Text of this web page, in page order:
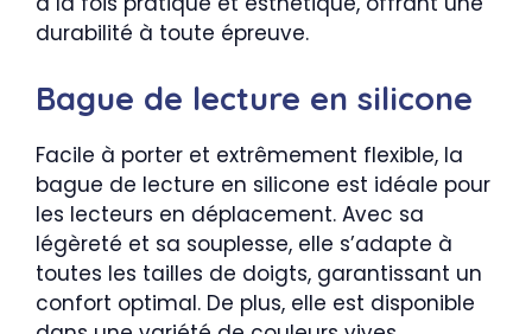
durabilité à toute épreuve.
Bague de lecture en silicone
Facile à porter et extrêmement flexible, la
bague de lecture en silicone est idéale pour
les lecteurs en déplacement. Avec sa
légèreté et sa souplesse, elle s’adapte à
toutes les tailles de doigts, garantissant un
confort optimal. De plus, elle est disponible